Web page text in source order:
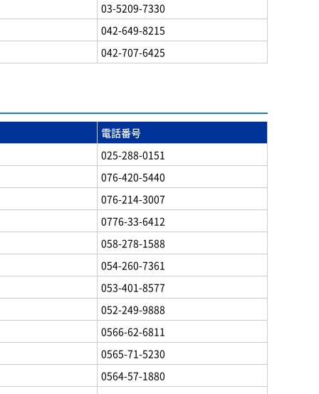
03-5209-7330
042-649-8215
042-707-6425
電話番号
025-288-0151
076-420-5440
076-214-3007
0776-33-6412
058-278-1588
054-260-7361
053-401-8577
052-249-9888
0566-62-6811
0565-71-5230
0564-57-1880